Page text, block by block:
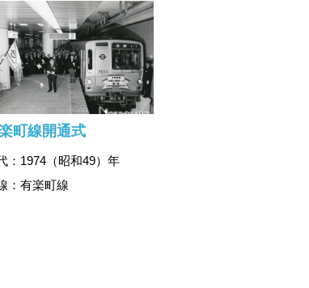
町線開通式
：1974（昭和49）年
：有楽町線